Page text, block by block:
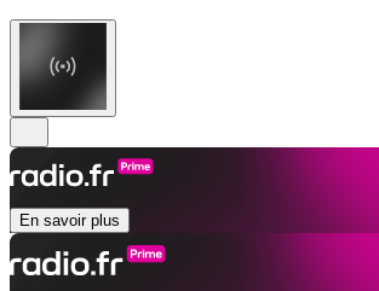
En savoir plus